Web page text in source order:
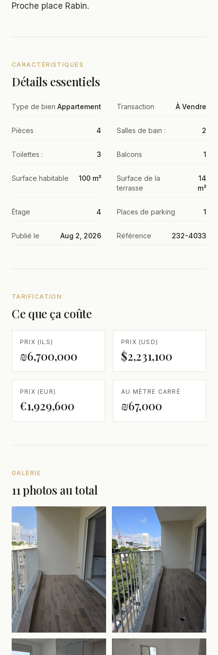
Proche place Rabin.
CARACTÉRISTIQUES
Détails essentiels
Type de bien Appartement Transaction À Vendre
Pièces 4 Salles de bain : 2
Toilettes : 3 Balcons 1
Surface habitable 100 m²
Surface de la
terrasse
14
m²
Étage 4 Places de parking 1
Publié le Aug 2, 2026 Référence 232-4033
TARIFICATION
Ce que ça coûte
PRIX (ILS)
₪6,700,000
PRIX (USD)
$2,231,100
PRIX (EUR)
€1,929,600
AU MÈTRE CARRÉ
₪67,000
GALERIE
11 photos au total